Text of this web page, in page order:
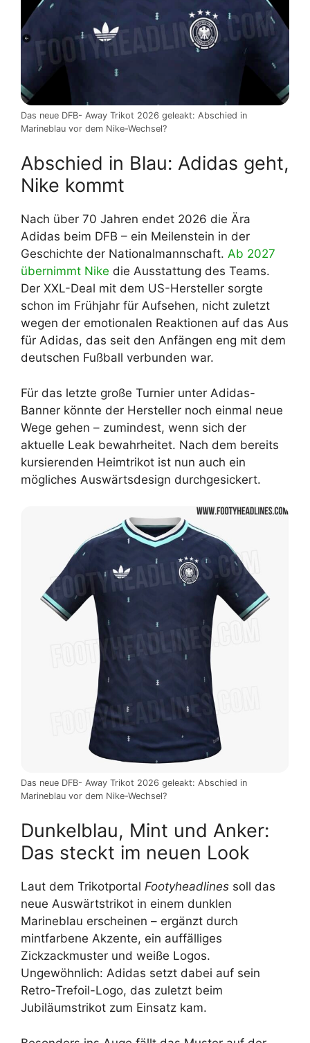
Das neue DFB- Away Trikot 2026 geleakt: Abschied in
Marineblau vor dem Nike-Wechsel?
Abschied in Blau: Adidas geht,
Nike kommt
Nach über 70 Jahren endet 2026 die Ära
Adidas beim DFB – ein Meilenstein in der
Geschichte der Nationalmannschaft. Ab 2027
übernimmt Nike die Ausstattung des Teams.
Der XXL-Deal mit dem US-Hersteller sorgte
schon im Frühjahr für Aufsehen, nicht zuletzt
wegen der emotionalen Reaktionen auf das Aus
für Adidas, das seit den Anfängen eng mit dem
deutschen Fußball verbunden war.
Für das letzte große Turnier unter Adidas-
Banner könnte der Hersteller noch einmal neue
Wege gehen – zumindest, wenn sich der
aktuelle Leak bewahrheitet. Nach dem bereits
kursierenden Heimtrikot ist nun auch ein
mögliches Auswärtsdesign durchgesickert.
Das neue DFB- Away Trikot 2026 geleakt: Abschied in
Marineblau vor dem Nike-Wechsel?
Dunkelblau, Mint und Anker:
Das steckt im neuen Look
Laut dem Trikotportal Footyheadlines soll das
neue Auswärtstrikot in einem dunklen
Marineblau erscheinen – ergänzt durch
mintfarbene Akzente, ein auffälliges
Zickzackmuster und weiße Logos.
Ungewöhnlich: Adidas setzt dabei auf sein
Retro-Trefoil-Logo, das zuletzt beim
Jubiläumstrikot zum Einsatz kam.